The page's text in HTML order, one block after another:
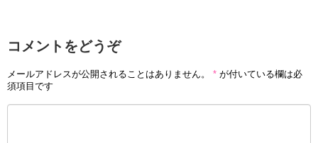
コメントをどうぞ
メールアドレスが公開されることはありません。 * が付いている欄は必
須項目です